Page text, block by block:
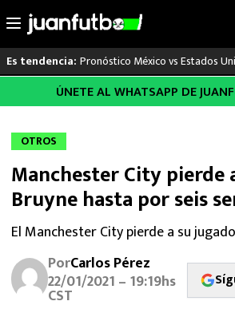
al
Es tendencia: Pronóstico México vs Estados
LO ÚLTIMO
LIGA MX
RAYADOS
PUMAS
ATLANTE
SELECCIÓN MEXICANA
ÚNETE AL WHATSAPP DE
OTROS
Manchester City pierde
Bruyne hasta por seis
El Manchester City pierde a su
PorCarlos Pérez
22/01/2021 – 19:19hs
CST